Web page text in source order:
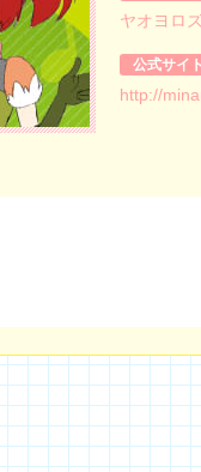
ヤオヨロ
公式サイ
http://